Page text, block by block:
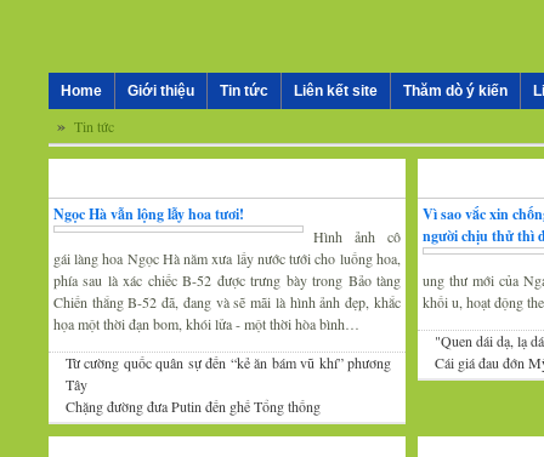
Home Giới thiệu Tin tức Liên kết site Thăm dò ý kiến
» Tin tức
Ngọc Hà vẫn lộng lẫy hoa tươi!
Hình ảnh cô
gái làng hoa Ngọc Hà năm xưa lấy nước tưới cho luống hoa,
phía sau là xác chiếc B-52 được trưng bày trong Bảo tàng
Chiến thắng B-52 đã, đang và sẽ mãi là hình ảnh đẹp, khắc
họa một thời đạn bom, khói lửa - một thời hòa bình…
Từ cường quốc quân sự đến “kẻ ăn bám vũ khí” phương
Tây
Chặng đường đưa Putin đến ghế Tổng thống
Vì sao vắc xin
người chịu thử thì
ung thư mới của
khối u, hoạt động
"Quen dái dạ, lạ
Cái giá đau đớn